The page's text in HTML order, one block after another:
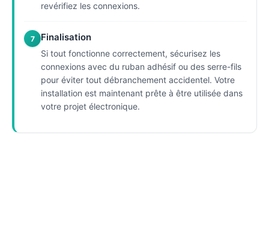
revérifiez les connexions.
7 Finalisation
Si tout fonctionne correctement, sécurisez les
connexions avec du ruban adhésif ou des serre-fils
pour éviter tout débranchement accidentel. Votre
installation est maintenant prête à être utilisée dans
votre projet électronique.